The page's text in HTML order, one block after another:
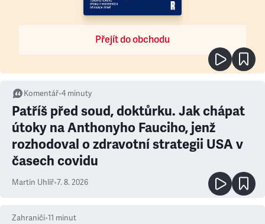
Přejít do obchodu
Komentář•4 minuty
Patříš před soud, doktůrku. Jak chápat
útoky na Anthonyho Fauciho, jenž
rozhodoval o zdravotní strategii USA v
časech covidu
Martin Uhlíř•7. 8. 2026
Zahraničí•11 minut